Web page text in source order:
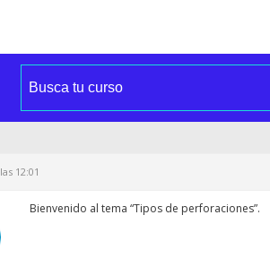
12:01
Bienvenido al tema “Tipos de perforaciones”.